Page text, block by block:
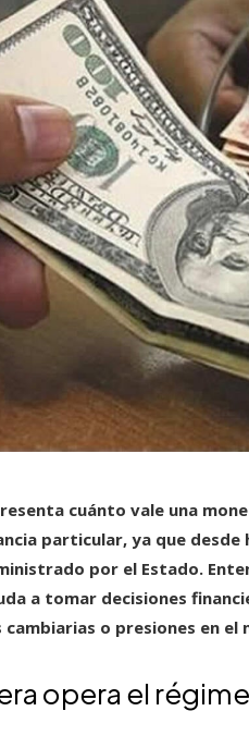
cuánto vale una
particular, ya que desde
por el Estado.
a tomar decisiones
o presiones en el
opera el